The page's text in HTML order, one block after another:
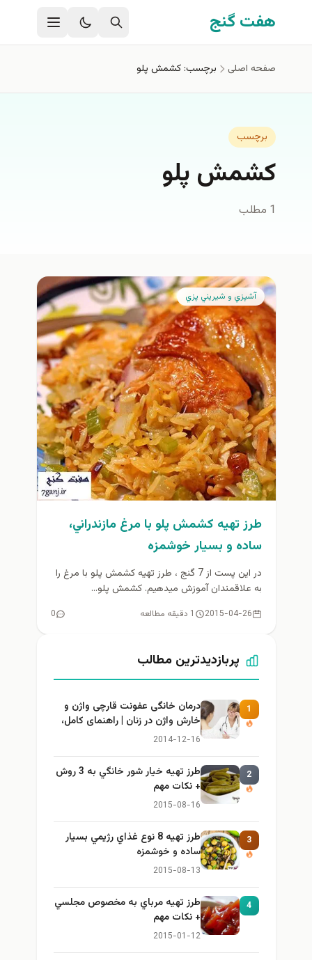
رفتن به محتوای اصلی
هفت گنج
صفحه اصلی برچسب: كشمش پلو
برچسب
كشمش پلو
1 مطلب
آشپزي و شيريني پزي
طرز تهيه كشمش پلو با مرغ مازندراني،
ساده و بسيار خوشمزه
در اين پست از 7 گنج ، طرز تهيه كشمش پلو با مرغ را
به علاقمندان آموزش ميدهيم. كشمش پلو...
2015-04-26 1 دقیقه مطالعه 0
پربازدیدترین مطالب
1
درمان خانگی عفونت قارچی واژن و
خارش واژن در زنان | راهنمای کامل،
ایمن و کاربردی
2014-12-16
2
طرز تهيه خیار شور خانگي به 3 روش
+ نكات مهم
2015-08-16
3
طرز تهيه 8 نوع غذاي رژيمي بسيار
ساده و خوشمزه
2015-08-13
4
طرز تهيه مرباي به مخصوص مجلسي
+ نكات مهم
2015-01-12